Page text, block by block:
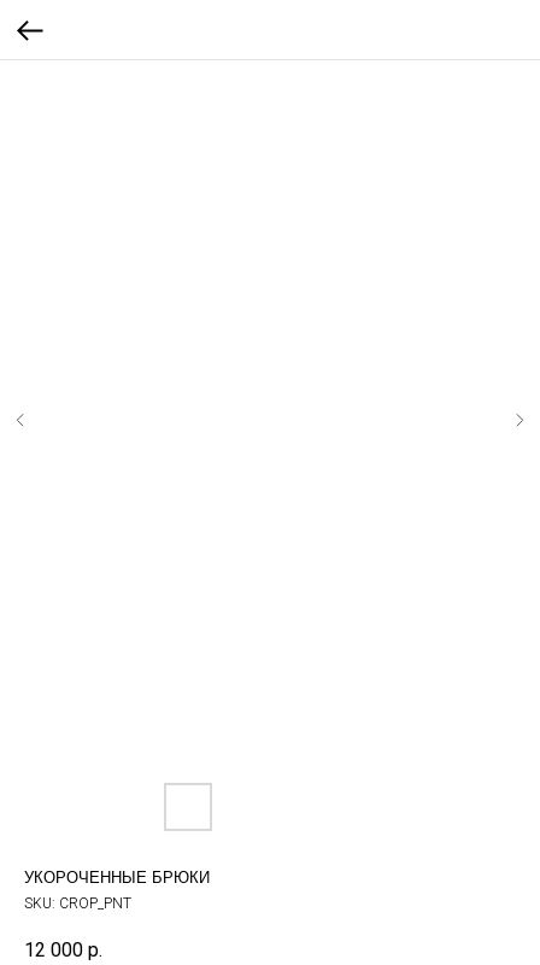
УКОРОЧЕННЫЕ БРЮКИ
SKU: CROP_PNT
12 000 р.